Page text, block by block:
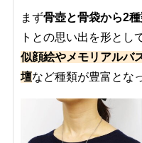
まず骨壺と骨袋から2
トとの思い出を形とし
似顔絵やメモリアルバ
壇など種類が豊富とな